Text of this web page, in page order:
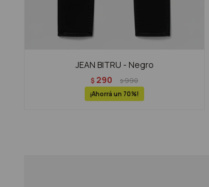
JEAN BITRU - Negro
$ 290 $990
70